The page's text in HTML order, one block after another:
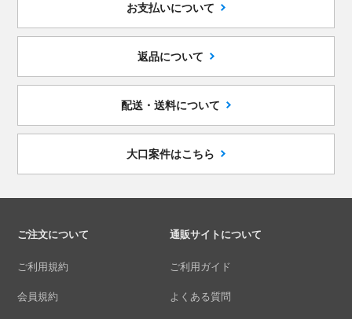
お支払いについて
返品について
配送・送料について
大口案件はこちら
ご注文について
ご利用規約
会員規約
通販サイトについて
ご利用ガイド
よくある質問